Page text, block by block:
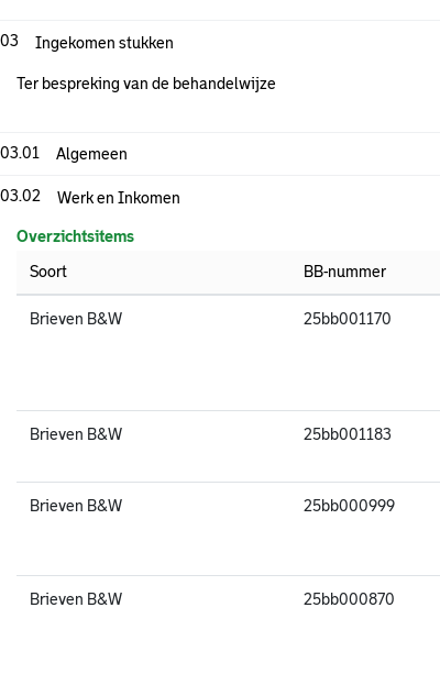
Ingekomen stukken
Ter bespreking van de behandelwijze
Algemeen
Werk en Inkomen
Overzichtsitems
Soort
BB-nummer
Brieven B&W 25bb001170
Brieven B&W 25bb001183
Brieven B&W 25bb000999
Brieven B&W 25bb000870